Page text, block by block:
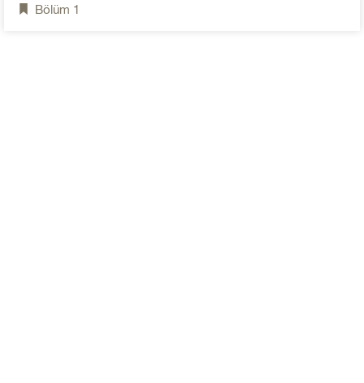
perspektiften ele aldık. Konuğumuz İTÜ Çevre Müh. Böl.
Bölüm 1